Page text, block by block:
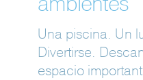
Una piscina. Un
Divertirse.
espacio